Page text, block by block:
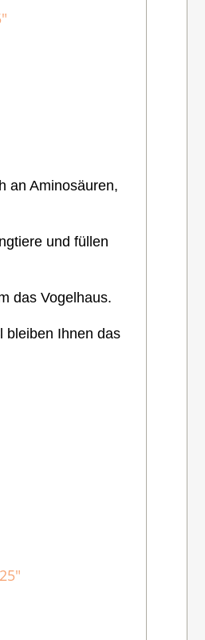
an Aminosäuren,
und füllen
das Vogelhaus.
bleiben Ihnen das